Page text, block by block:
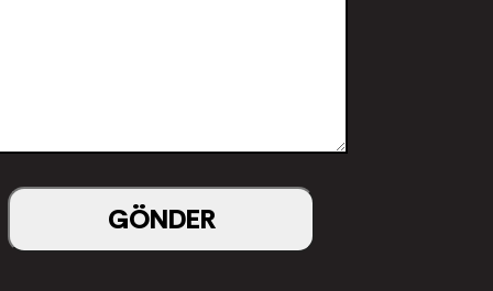
GÖNDER